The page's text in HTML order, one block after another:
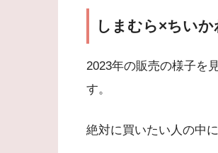
しまむら×ちい
2023年の販売の様子を
す。
絶対に買いたい人の中